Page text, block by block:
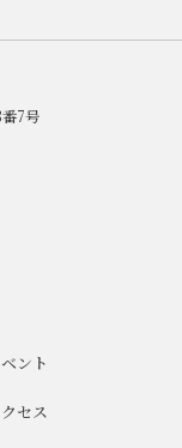
7号
ント
セス